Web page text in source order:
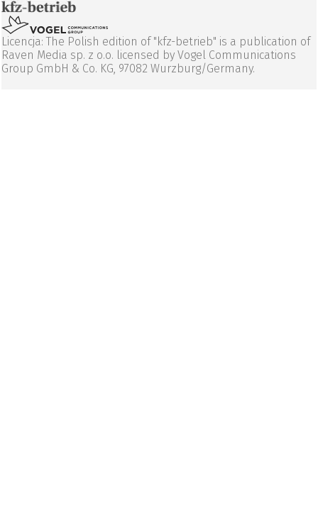
Licencja: The Polish edition of "kfz-betrieb" is a publication of
Raven Media sp. z o.o. licensed by Vogel Communications
Group GmbH & Co. KG, 97082 Wurzburg/Germany.